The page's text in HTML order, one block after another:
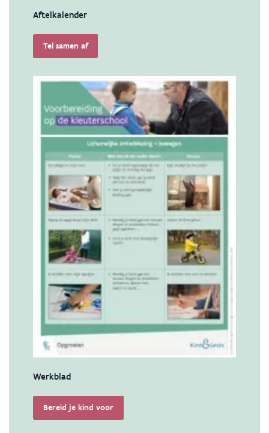
Aftelkalender
Tel samen af
Werkblad
Bereid je kind voor